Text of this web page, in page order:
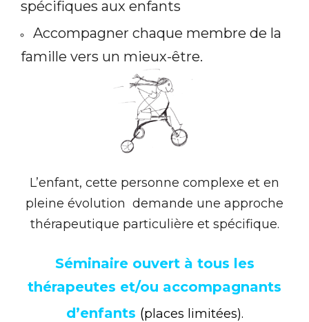
spécifiques aux enfants
Accompagner chaque membre de la
famille vers un mieux-être.
L’enfant, cette personne complexe et en
pleine évolution demande une approche
thérapeutique particulière et spécifique.
Séminaire ouvert à tous les
thérapeutes et/ou accompagnants
d’enfants (places limitées).